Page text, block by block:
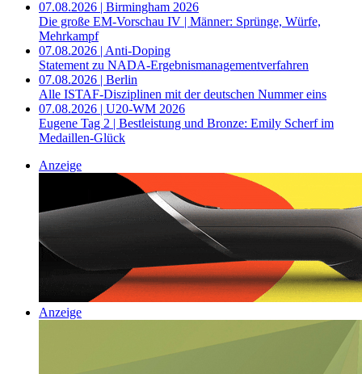
07.08.2026 | Birmingham 2026
Die große EM-Vorschau IV | Männer: Sprünge, Würfe,
Mehrkampf
07.08.2026 | Anti-Doping
Statement zu NADA-Ergebnismanagementverfahren
07.08.2026 | Berlin
Alle ISTAF-Disziplinen mit der deutschen Nummer eins
07.08.2026 | U20-WM 2026
Eugene Tag 2 | Bestleistung und Bronze: Emily Scherf im
Medaillen-Glück
Anzeige
Anzeige